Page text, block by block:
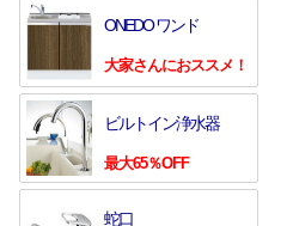
ONEDO ワンド
大家さんにおススメ！
ビルトイン浄水器
最大65％OFF
蛇口